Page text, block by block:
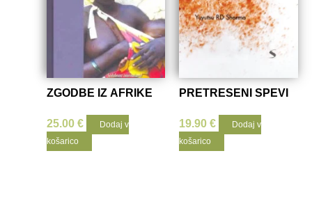
ZGODBE IZ AFRIKE
25.00€
Dodaj v
košarico
PRETRESENI SPEVI
19.90 €
Dodaj v
košarico